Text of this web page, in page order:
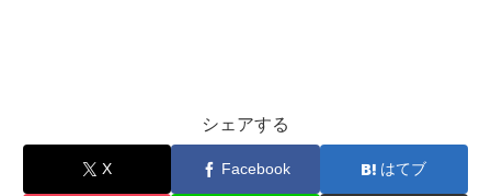
シェアする
X Facebook はてブ